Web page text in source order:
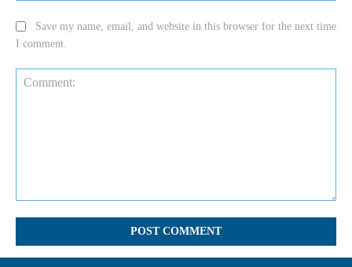
Save my name, email, and website in this browser for the next time
I comment.